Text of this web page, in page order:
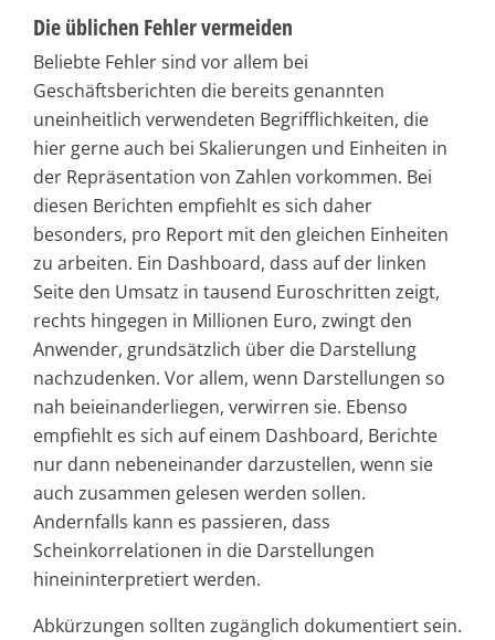
Die üblichen Fehler vermeiden
Beliebte Fehler sind vor allem bei
Geschäftsberichten die bereits genannten
uneinheitlich verwendeten Begrifflichkeiten, die
hier gerne auch bei Skalierungen und Einheiten in
der Repräsentation von Zahlen vorkommen. Bei
diesen Berichten empfiehlt es sich daher
besonders, pro Report mit den gleichen Einheiten
zu arbeiten. Ein Dashboard, dass auf der linken
Seite den Umsatz in tausend Euroschritten zeigt,
rechts hingegen in Millionen Euro, zwingt den
Anwender, grundsätzlich über die Darstellung
nachzudenken. Vor allem, wenn Darstellungen so
nah beieinanderliegen, verwirren sie. Ebenso
empfiehlt es sich auf einem Dashboard, Berichte
nur dann nebeneinander darzustellen, wenn sie
auch zusammen gelesen werden sollen.
Andernfalls kann es passieren, dass
Scheinkorrelationen in die Darstellungen
hineininterpretiert werden.
Abkürzungen sollten zugänglich dokumentiert sein.